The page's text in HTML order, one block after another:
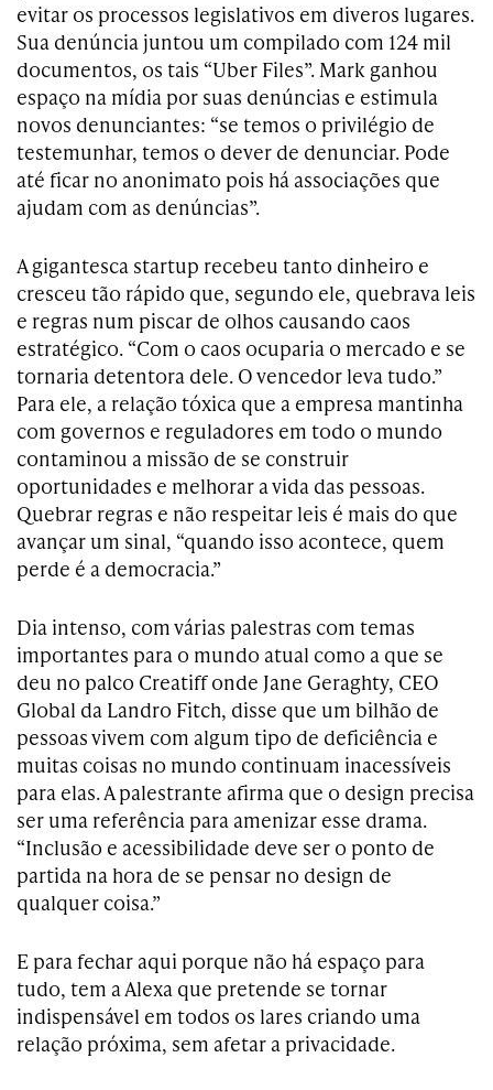
evitar os processos legislativos em diveros lugares.
Sua denúncia juntou um compilado com 124 mil
documentos, os tais “Uber Files”. Mark ganhou
espaço na mídia por suas denúncias e estimula
novos denunciantes: “se temos o privilégio de
testemunhar, temos o dever de denunciar. Pode
até ficar no anonimato pois há associações que
ajudam com as denúncias”.
A gigantesca startup recebeu tanto dinheiro e
cresceu tão rápido que, segundo ele, quebrava leis
e regras num piscar de olhos causando caos
estratégico. “Com o caos ocuparia o mercado e se
tornaria detentora dele. O vencedor leva tudo.”
Para ele, a relação tóxica que a empresa mantinha
com governos e reguladores em todo o mundo
contaminou a missão de se construir
oportunidades e melhorar a vida das pessoas.
Quebrar regras e não respeitar leis é mais do que
avançar um sinal, “quando isso acontece, quem
perde é a democracia.”
Dia intenso, com várias palestras com temas
importantes para o mundo atual como a que se
deu no palco Creatiff onde Jane Geraghty, CEO
Global da Landro Fitch, disse que um bilhão de
pessoas vivem com algum tipo de deficiência e
muitas coisas no mundo continuam inacessíveis
para elas. A palestrante afirma que o design precisa
ser uma referência para amenizar esse drama.
“Inclusão e acessibilidade deve ser o ponto de
partida na hora de se pensar no design de
qualquer coisa.”
E para fechar aqui porque não há espaço para
tudo, tem a Alexa que pretende se tornar
indispensável em todos os lares criando uma
relação próxima, sem afetar a privacidade.